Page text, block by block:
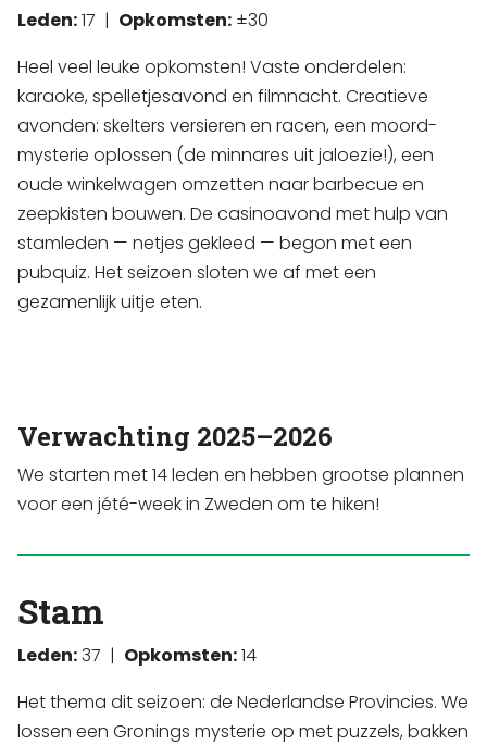
Leden:17 | Opkomsten: ±30
Heel veel leuke opkomsten! Vaste onderdelen:
karaoke, spelletjesavond en filmnacht. Creatieve
avonden: skelters versieren en racen, een moord-
mysterie oplossen (de minnares uit jaloezie!), een
oude winkelwagen omzetten naar barbecue en
zeepkisten bouwen. De casinoavond met hulp van
stamleden — netjes gekleed — begon met een
pubquiz. Het seizoen sloten we af met een
gezamenlijk uitje eten.
Verwachting 2025–2026
We starten met 14 leden en hebben grootse plannen
voor een jété-week in Zweden om te hiken!
Stam
Leden:37 | Opkomsten:14
Het thema dit seizoen: de Nederlandse Provincies. We
lossen een Gronings mysterie op met puzzels, bakken